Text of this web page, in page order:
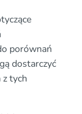
porównań
dostarczyć
tych